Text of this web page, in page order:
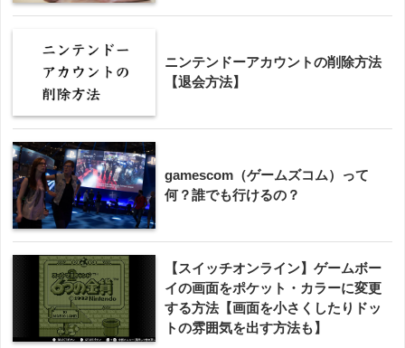
ニンテンドーアカウントの削除方法
【退会方法】
gamescom（ゲームズコム）って
何？誰でも行けるの？
【スイッチオンライン】ゲームボー
イの画面をポケット・カラーに変更
する方法【画面を小さくしたりドッ
トの雰囲気を出す方法も】